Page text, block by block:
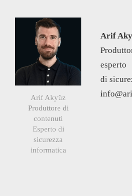
Arif Akyüz
Produttore di
contenuti
Esperto di
sicurezza
informatica
Arif
esperto
di